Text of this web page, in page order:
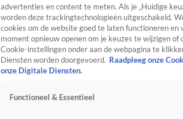
advertenties en content te meten. Als je „Huidige
worden deze trackingtechnologieën uitgeschakeld.
cookies om de website goed te laten functioneren
moment opnieuw openen om je keuzes te wijzigen
Cookie-instellingen onder aan de webpagina te
Diensten worden doorgevoerd. Raadpleeg onze
onze Digitale Diensten.
Functioneel & Essentieel